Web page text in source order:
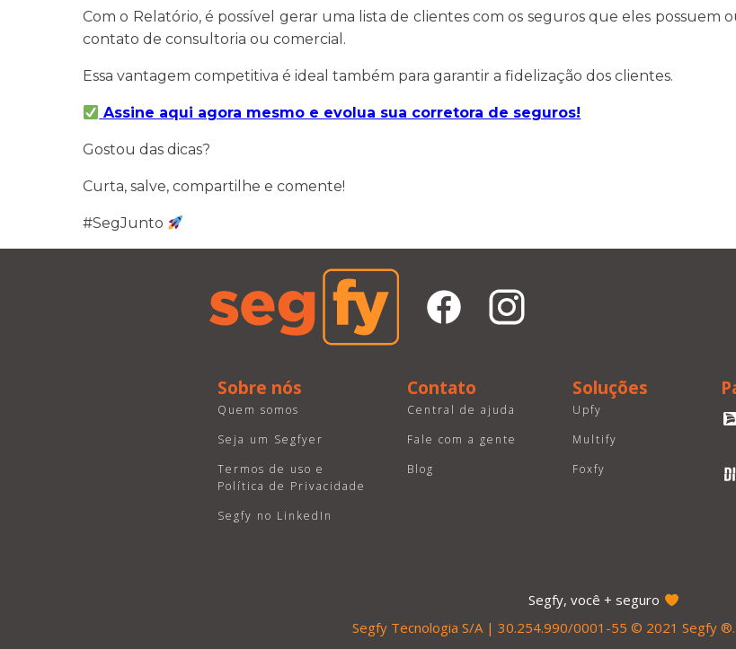
Com o Relatório, é possível gerar uma lista de clientes com os seguros que eles
contato de consultoria ou comercial.
Essa vantagem competitiva é ideal também para garantir a fidelização dos clientes.
Assine aqui agora mesmo e evolua sua corretora de seguros!
Gostou das dicas?
Curta, salve, compartilhe e comente!
#SegJunto
Sobre nós
Quem somos
Seja um Segfyer
Termos de uso e
Política de Privacidade
Segfy no LinkedIn
Contato
Central de ajuda
Fale com a gente
Blog
Soluções
Upfy
Multify
Foxfy
Segfy, você + seguro
Segfy Tecnologia S/A | 30.254.990/0001-55 © 2021 Segfy